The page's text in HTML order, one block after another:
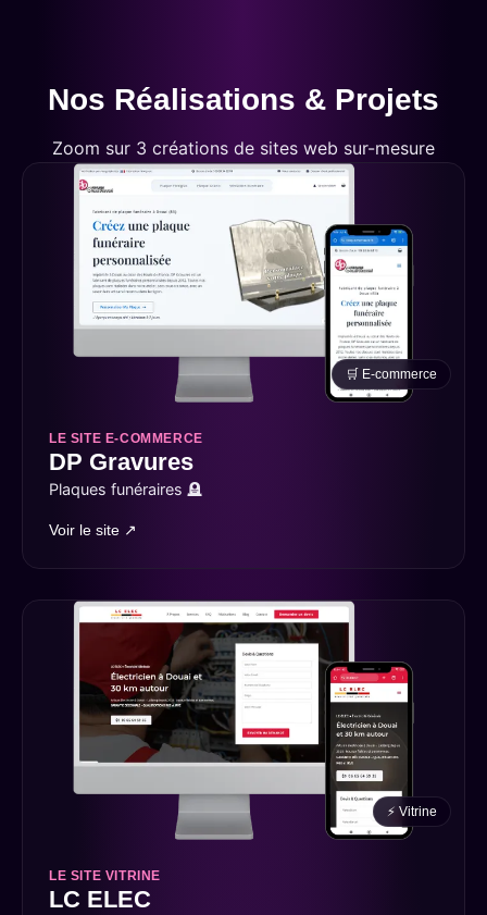
Nos Réalisations & Projets
Zoom sur 3 créations de sites web sur-mesure
🛒 E-commerce
LE SITE E-COMMERCE
DP Gravures
Plaques funéraires 🪦
Voir le site ↗
⚡ Vitrine
LE SITE VITRINE
LC ELEC